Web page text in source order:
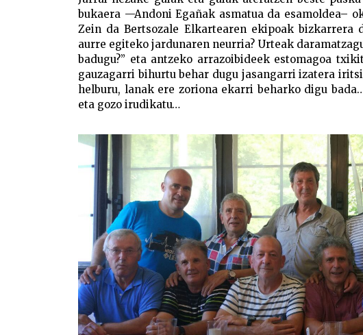
bukaera —Andoni Egañak asmatua da esamoldea–
Zein da Bertsozale Elkartearen ekipoak
aurre egiteko jardunaren neurria? Urteak
badugu?” eta antzeko arrazoibideek estomagoa
gauzagarri bihurtu behar dugu jasangarri izatera
helburu, lanak ere zoriona ekarri beharko digu
eta gozo irudikatu…